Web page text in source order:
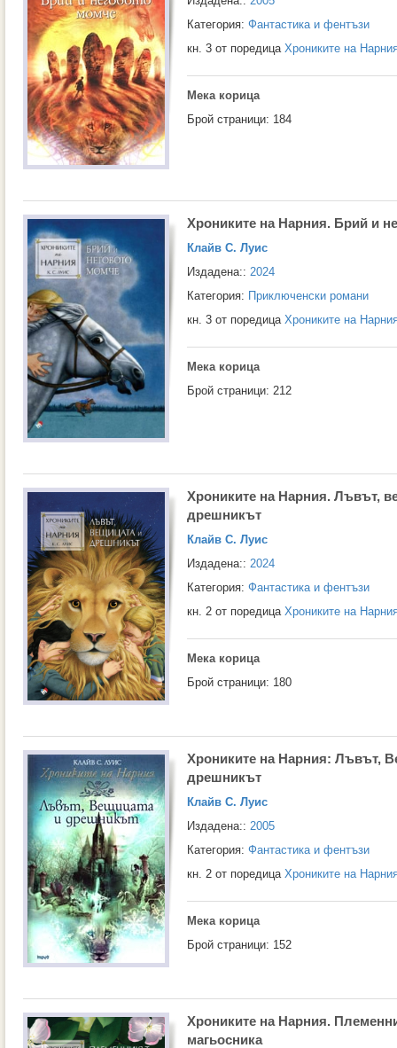
Категория: Фантастика и фентъзи
кн. 3 от поредица Хрониките на
Мека корица
Брой страници: 184
Хрониките на Нарния. Брий и
Клайв С. Луис
Издадена:: 2024
Категория: Приключенски романи
кн. 3 от поредица Хрониките на
Мека корица
Брой страници: 212
Хрониките на Нарния. Лъвът,
дрешникът
Клайв С. Луис
Издадена:: 2024
Категория: Фантастика и фентъзи
кн. 2 от поредица Хрониките на
Мека корица
Брой страници: 180
Хрониките на Нарния: Лъвът,
дрешникът
Клайв С. Луис
Издадена:: 2005
Категория: Фантастика и фентъзи
кн. 2 от поредица Хрониките на
Мека корица
Брой страници: 152
Хрониките на Нарния.
магьосника